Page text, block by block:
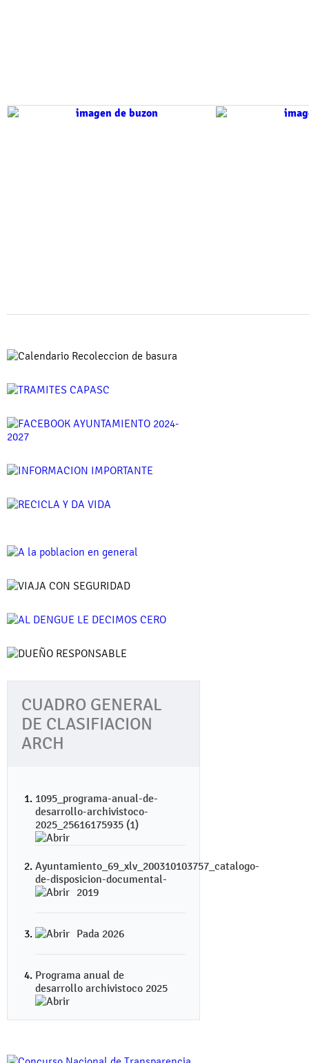
CUADRO GENERAL
DE CLASIFIACION
ARCH
1095_programa-anual-de-
desarrollo-archivistoco-
2025_25616175935 (1)
Ayuntamiento_69_xlv_200310103757_catalogo-
de-disposicion-documental-
2019
Pada 2026
Programa anual de
desarrollo archivistoco 2025